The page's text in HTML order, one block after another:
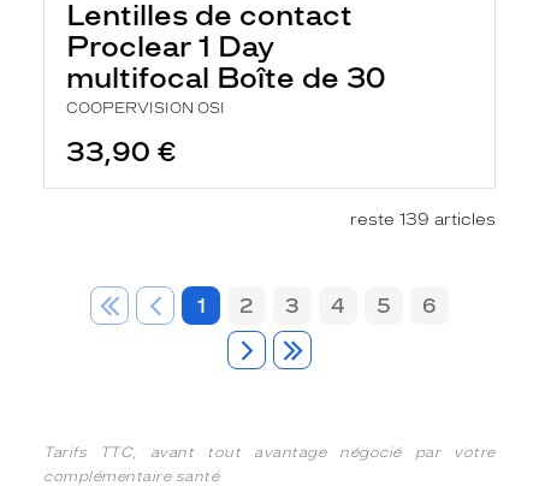
Lentilles de contact
Proclear 1 Day
multifocal Boîte de 30
COOPERVISION OSI
33,90 €
reste 139 articles
1 2 3 4 5 6
Tarifs TTC, avant tout avantage négocié par votre
complémentaire santé